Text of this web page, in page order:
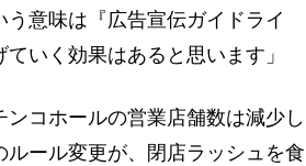
意味は『広告宣伝ガイドライ
いく効果はあると思います」
コホールの営業店舗数は減少し
ール変更が、閉店ラッシュを食